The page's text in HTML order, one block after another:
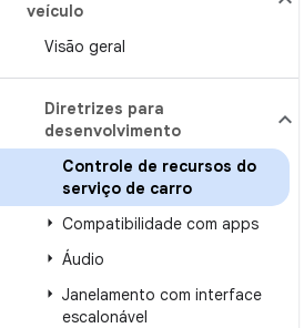
veículo
Visão geral
Diretrizes para
desenvolvimento
Controle de recursos do
serviço de carro
Compatibilidade com apps
Áudio
Janelamento com interface
escalonável